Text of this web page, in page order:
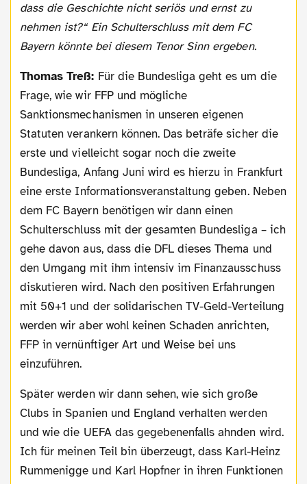
dass die Geschichte nicht seriös und ernst zu
nehmen ist?“ Ein Schulterschluss mit dem FC
Bayern könnte bei diesem Tenor Sinn ergeben.
Thomas Treß: Für die Bundesliga geht es um die
Frage, wie wir FFP und mögliche
Sanktionsmechanismen in unseren eigenen
Statuten verankern können. Das beträfe sicher die
erste und vielleicht sogar noch die zweite
Bundesliga, Anfang Juni wird es hierzu in Frankfurt
eine erste Informationsveranstaltung geben. Neben
dem FC Bayern benötigen wir dann einen
Schulterschluss mit der gesamten Bundesliga – ich
gehe davon aus, dass die DFL dieses Thema und
den Umgang mit ihm intensiv im Finanzausschuss
diskutieren wird. Nach den positiven Erfahrungen
mit 50+1 und der solidarischen TV-Geld-Verteilung
werden wir aber wohl keinen Schaden anrichten,
FFP in vernünftiger Art und Weise bei uns
einzuführen.
Später werden wir dann sehen, wie sich große
Clubs in Spanien und England verhalten werden
und wie die UEFA das gegebenenfalls ahnden wird.
Ich für meinen Teil bin überzeugt, dass Karl-Heinz
Rummenigge und Karl Hopfner in ihren Funktionen